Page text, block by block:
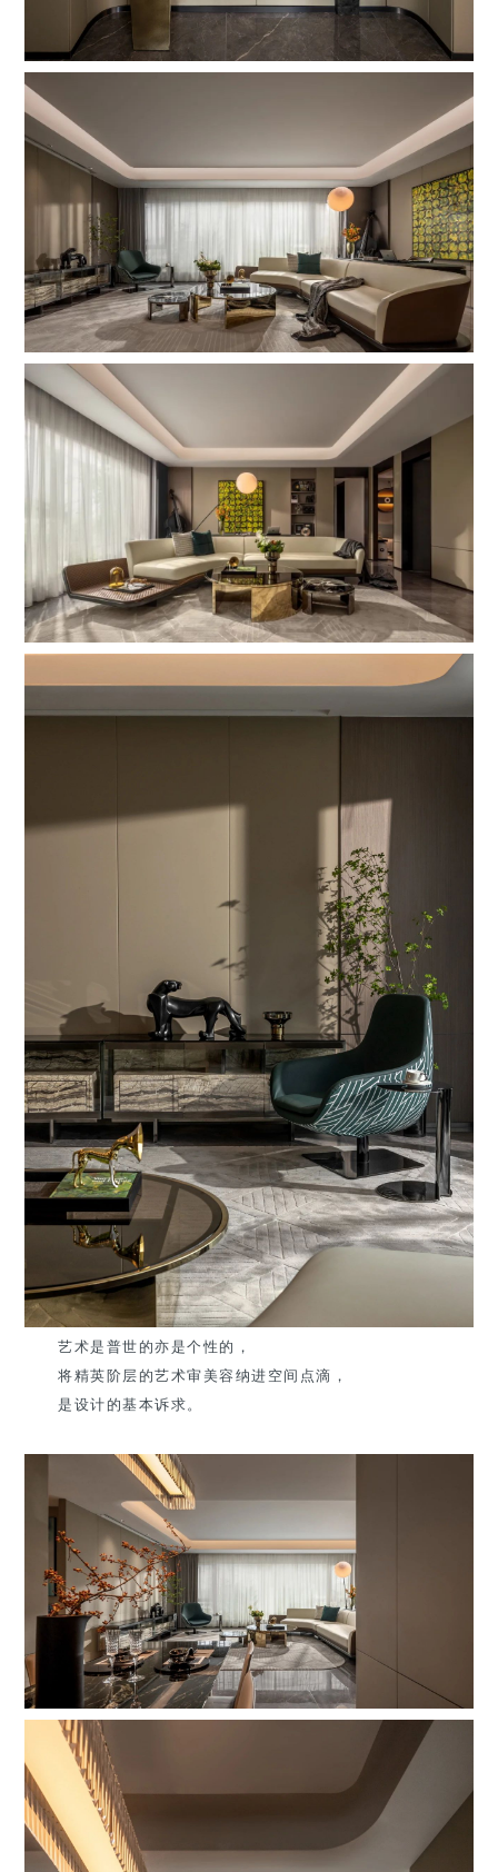
艺术是普世的亦是个性的，
将精英阶层的艺术审美容纳进空间点滴，
是设计的基本诉求。